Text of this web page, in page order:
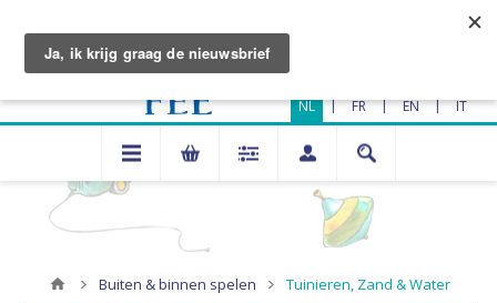
NL | FR | EN | IT
Buiten & binnen spelen Tuinieren, Zand & Water